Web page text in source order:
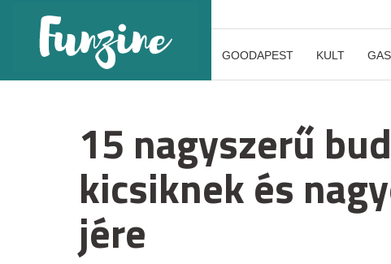
GOODAPEST KULT
15 nagyszerű
kicsiknek és
jére